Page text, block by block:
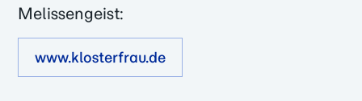
Melissengeist:
www.klosterfrau.de